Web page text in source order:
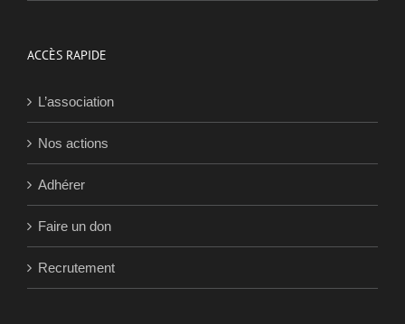
ACCÈS RAPIDE
L’association
Nos actions
Adhérer
Faire un don
Recrutement